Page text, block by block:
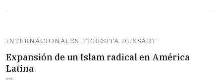
INTERNACIONALES: TERESITA DUSSART
Expansión de un Islam radical en América
Latina